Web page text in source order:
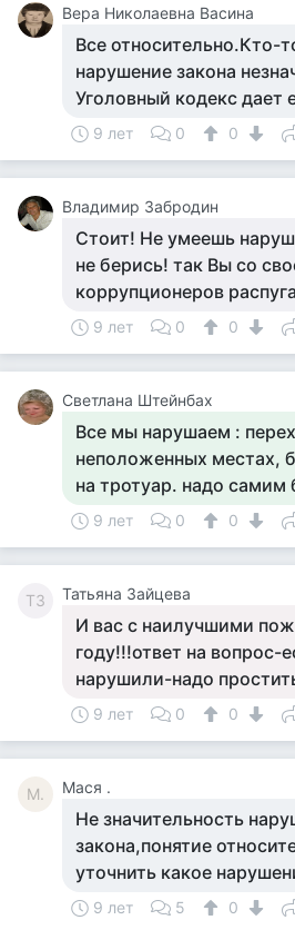
Вера Николаевна Васина
Все относительно.Кто-
нарушение закона
Уголовный кодекс дает
9 лет 0 0
Владимир Забродин
Стоит! Не умеешь
не берись! так Вы со
коррупционеров
9 лет 0 0
Светлана Штейнбах
Все мы нарушаем :
неположенных местах,
на тротуар. надо самим
9 лет 0 0
ТЗ Татьяна Зайцева
И вас с наилучшими
году!!!ответ на вопрос-
нарушили-надо
9 лет 0 0
М. Мася .
Не значительность
закона,понятие
уточнить какое
9 лет 5 0